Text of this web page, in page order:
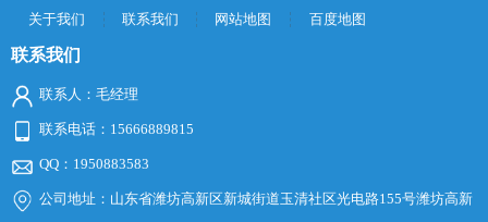
关于我们
联系我们 网站地图 百度地图
联系我们
联系人：毛经理
联系电话：15666889815
QQ：1950883583
公司地址：山东省潍坊高新区新城街道玉清社区光电路155号潍坊高新